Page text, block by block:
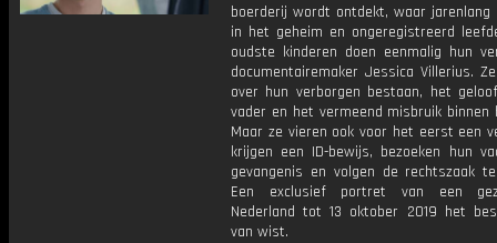
boerderij wordt ontdekt, waar jarenlang
in het geheim en ongeregistreerd
oudste kinderen doen eenmalig hun
documentairemaker Jessica Villerius.
over hun verborgen bestaan, het
vader en het vermeend misbruik binnen
Maar ze vieren ook voor het eerst een
krijgen een ID-bewijs, bezoeken hun
gevangenis en volgen de rechtszaak
Een exclusief portret van een
Nederland tot 13 oktober 2019 het
van wist.